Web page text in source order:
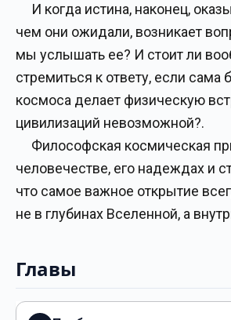
И когда истина, наконец,
чем они ожидали, возникает
мы услышать ее? И стоит ли
стремиться к ответу, если сама
космоса делает физическую
цивилизаций невозможной?.
Философская космическая
человечестве, его надеждах и
что самое важное открытие
не в глубинах Вселенной, а
Главы